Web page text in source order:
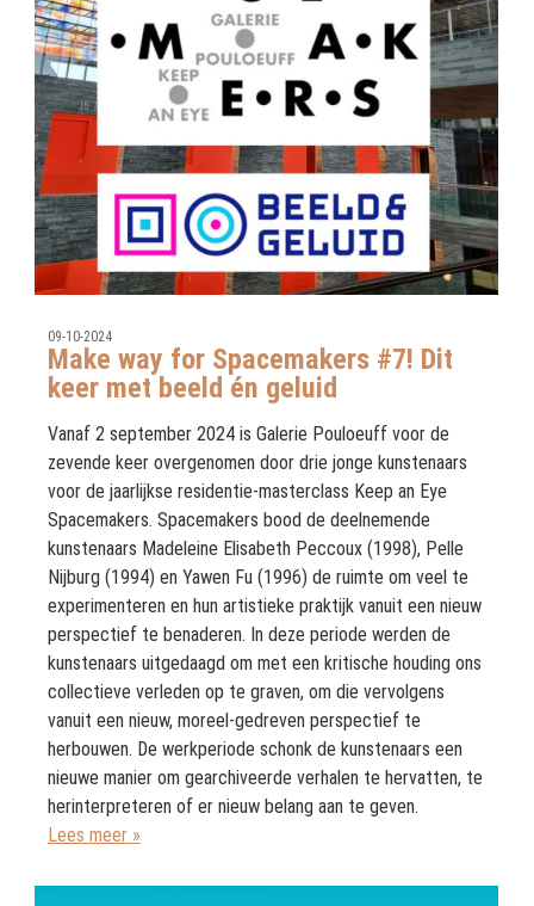
09-10-2024
Make way for Spacemakers #7! Dit
keer met beeld én geluid
Vanaf 2 september 2024 is Galerie Pouloeuff voor de
zevende keer overgenomen door drie jonge kunstenaars
voor de jaarlijkse residentie-masterclass Keep an Eye
Spacemakers. Spacemakers bood de deelnemende
kunstenaars Madeleine Elisabeth Peccoux (1998), Pelle
Nijburg (1994) en Yawen Fu (1996) de ruimte om veel te
experimenteren en hun artistieke praktijk vanuit een nieuw
perspectief te benaderen. In deze periode werden de
kunstenaars uitgedaagd om met een kritische houding ons
collectieve verleden op te graven, om die vervolgens
vanuit een nieuw, moreel-gedreven perspectief te
herbouwen. De werkperiode schonk de kunstenaars een
nieuwe manier om gearchiveerde verhalen te hervatten, te
herinterpreteren of er nieuw belang aan te geven.
Lees meer »